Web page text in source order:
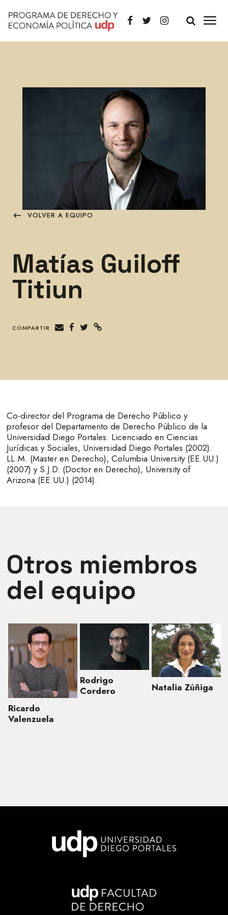
VOLVER A EQUIPO
Matías Guiloff
Titiun
COMPARTIR
Co-director del Programa de Derecho Público y
profesor del Departamento de Derecho Público de la
Universidad Diego Portales. Licenciado en Ciencias
Jurídicas y Sociales, Universidad Diego Portales (2002).
LL.M. (Master en Derecho), Columbia University (EE.UU.)
(2007) y S.J.D. (Doctor en Derecho), University of
Arizona (EE.UU.) (2014).
Otros miembros
del equipo
Ricardo
Valenzuela
Rodrigo
Cordero
Natalia Zúñiga